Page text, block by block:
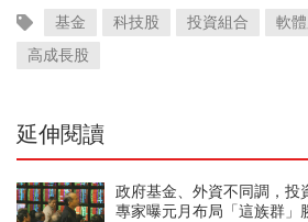
基金 科技股 投資組合 軟
高成長股
延伸閱讀
政府基金、外資不同調，
專家曝元月布局「這族群」